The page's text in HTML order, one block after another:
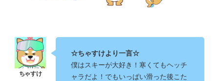
☆ちゃすけより一言☆
僕はスキーが大好き！寒くてもヘッチ
ャラだよ！でもいっぱい滑った後こた